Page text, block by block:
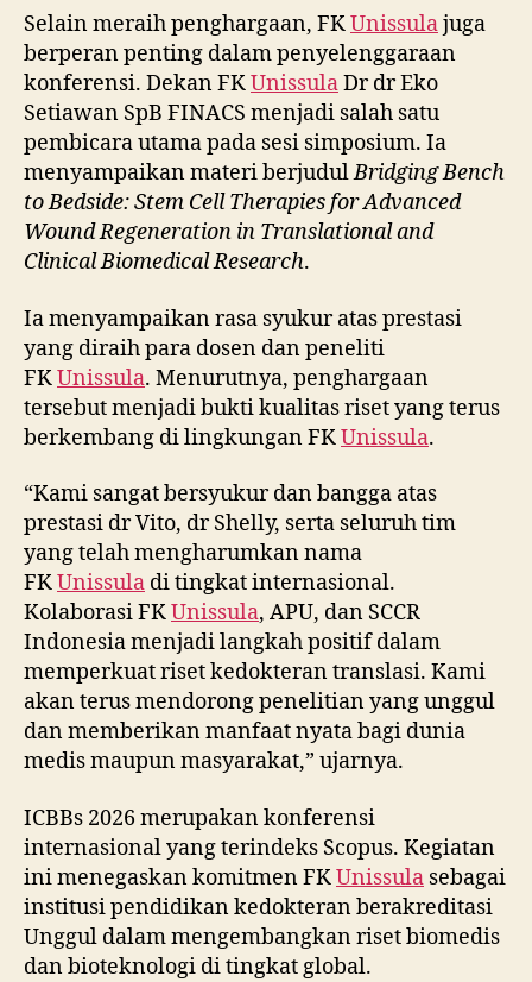
Selain meraih penghargaan, FKUnissulajuga
berperan penting dalam penyelenggaraan
konferensi. Dekan FKUnissulaDr dr Eko
Setiawan SpB FINACS menjadi salah satu
pembicara utama pada sesi simposium. Ia
menyampaikan materi berjudulBridging Bench
to Bedside: Stem Cell Therapies for Advanced
Wound Regeneration in Translational and
Clinical Biomedical Research.
Ia menyampaikan rasa syukur atas prestasi
yang diraih para dosen dan peneliti
FKUnissula. Menurutnya, penghargaan
tersebut menjadi bukti kualitas riset yang terus
berkembang di lingkungan FKUnissula.
“Kami sangat bersyukur dan bangga atas
prestasi dr Vito, dr Shelly, serta seluruh tim
yang telah mengharumkan nama
FKUnissula di tingkat internasional.
Kolaborasi FKUnissula, APU, dan SCCR
Indonesia menjadi langkah positif dalam
memperkuat riset kedokteran translasi. Kami
akan terus mendorong penelitian yang unggul
dan memberikan manfaat nyata bagi dunia
medis maupun masyarakat,” ujarnya.
ICBBs 2026 merupakan konferensi
internasional yang terindeks Scopus. Kegiatan
ini menegaskan komitmen FKUnissula sebagai
institusi pendidikan kedokteran berakreditasi
Unggul dalam mengembangkan riset biomedis
dan bioteknologi di tingkat global.